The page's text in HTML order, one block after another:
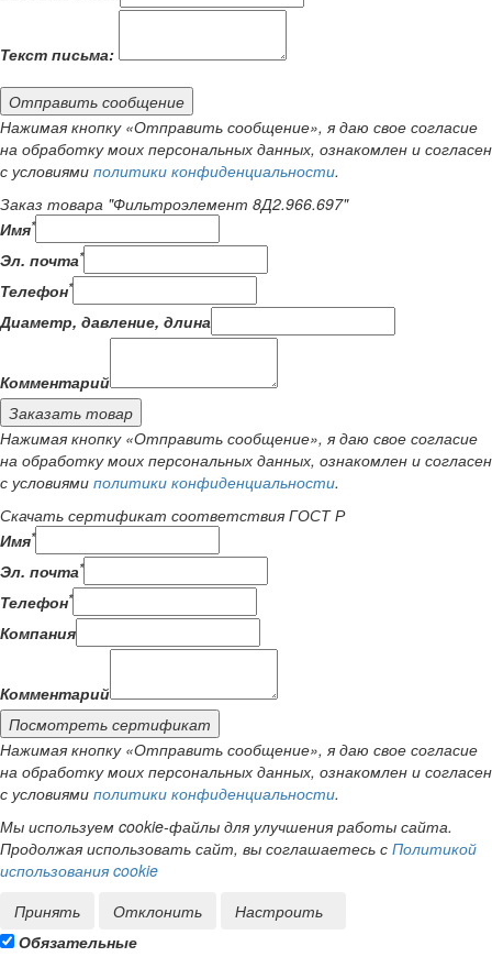
Текст письма:
Отправить сообщение
Нажимая кнопку «Отправить сообщение», я даю свое согласие
на обработку моих персональных данных, ознакомлен и согласен
с условиями политики конфиденциальности.
Заказ товара "Фильтроэлемент 8Д2.966.697"
Имя*
Эл. почта*
Телефон*
Диаметр, давление, длина
Комментарий
Заказать товар
Нажимая кнопку «Отправить сообщение», я даю свое согласие
на обработку моих персональных данных, ознакомлен и согласен
с условиями политики конфиденциальности.
Скачать сертификат соответствия ГОСТ Р
Имя*
Эл. почта*
Телефон*
Компания
Комментарий
Посмотреть сертификат
Нажимая кнопку «Отправить сообщение», я даю свое согласие
на обработку моих персональных данных, ознакомлен и согласен
с условиями политики конфиденциальности.
Мы используем cookie-файлы для улучшения работы сайта.
Продолжая использовать сайт, вы соглашаетесь с Политикой
использования cookie
Принять
Отклонить
Настроить
Обязательные